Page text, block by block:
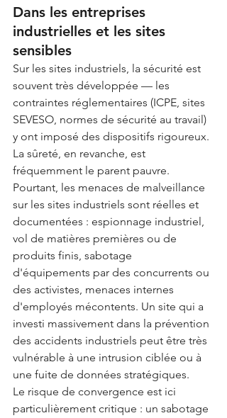
Dans les entreprises
industrielles et les sites
sensibles
Sur les sites industriels, la sécurité est
souvent très développée — les
contraintes réglementaires (ICPE, sites
SEVESO, normes de sécurité au travail)
y ont imposé des dispositifs rigoureux.
La sûreté, en revanche, est
fréquemment le parent pauvre.
Pourtant, les menaces de malveillance
sur les sites industriels sont réelles et
documentées : espionnage industriel,
vol de matières premières ou de
produits finis, sabotage
d'équipements par des concurrents ou
des activistes, menaces internes
d'employés mécontents. Un site qui a
investi massivement dans la prévention
des accidents industriels peut être très
vulnérable à une intrusion ciblée ou à
une fuite de données stratégiques.
Le risque de convergence est ici
particulièrement critique : un sabotage